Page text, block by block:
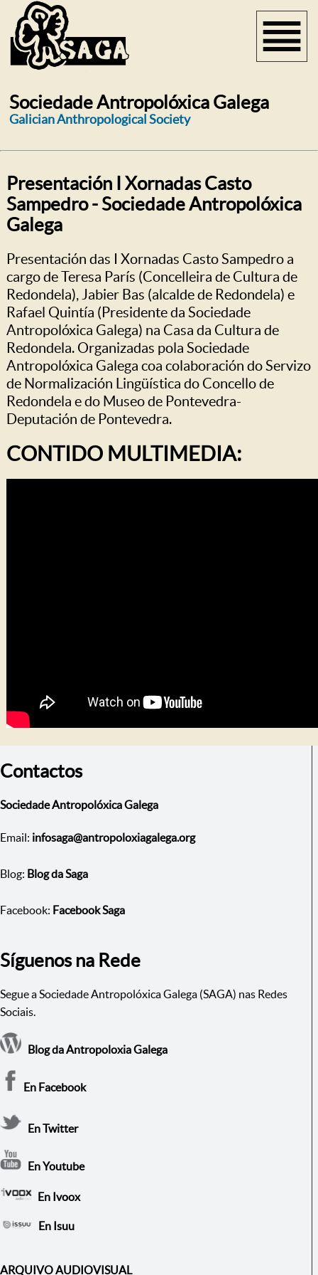
Sociedade Antropolóxica Galega
Galician Anthropological Society
Presentación I Xornadas Casto
Sampedro - Sociedade Antropolóxica
Galega
Presentación das I Xornadas Casto Sampedro a
cargo de Teresa París (Concelleira de Cultura de
Redondela), Jabier Bas (alcalde de Redondela) e
Rafael Quintía (Presidente da Sociedade
Antropolóxica Galega) na Casa da Cultura de
Redondela. Organizadas pola Sociedade
Antropolóxica Galega coa colaboración do Servizo
de Normalización Lingüística do Concello de
Redondela e do Museo de Pontevedra-
Deputación de Pontevedra.
CONTIDO MULTIMEDIA:
Contactos
Sociedade Antropolóxica Galega
Email: infosaga@antropoloxiagalega.org
Blog: Blog da Saga
Facebook: Facebook Saga
Síguenos na Rede
Segue a Sociedade Antropolóxica Galega (SAGA) nas Redes
Sociais.
Blog da Antropoloxia Galega
En Facebook
En Twitter
En Youtube
En Ivoox
En Isuu
ARQUIVO AUDIOVISUAL